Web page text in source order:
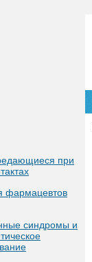
при
фармацевтов
синдромы и